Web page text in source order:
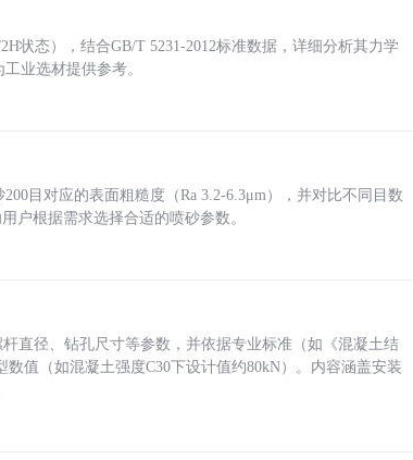
状态），结合GB/T 5231-2012标准数据，详细分析其力学
业选材提供参考。
目对应的表面粗糙度（Ra 3.2-6.3μm），并对比不同目数
户根据需求选择合适的喷砂参数。
直径、钻孔尺寸等参数，并依据专业标准（如《混凝土结
值（如混凝土强度C30下设计值约80kN）。内容涵盖安装